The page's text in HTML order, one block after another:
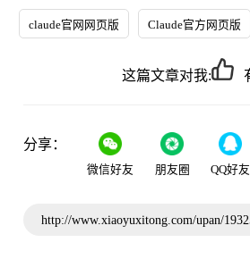
claude官网网页版 Claude官方网页版
这篇文章对我:
分享：
微信好友 朋友圈 QQ好友
http://www.xiaoyuxitong.com/upan/